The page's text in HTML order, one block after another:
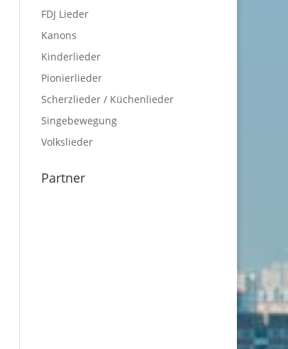
FDJ Lieder
Kanons
Kinderlieder
Pionierlieder
Scherzlieder / Küchenlieder
Singebewegung
Volkslieder
Partner